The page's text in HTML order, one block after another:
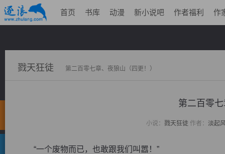
首页 书库 动漫 新小说吧 作者福利 作
戮天狂徒 第二百零七章、夜狼山（四更！）
第二百零
小说： 戮天狂徒作者： 淡起
“一个废物而已，也敢跟我们叫嚣！”